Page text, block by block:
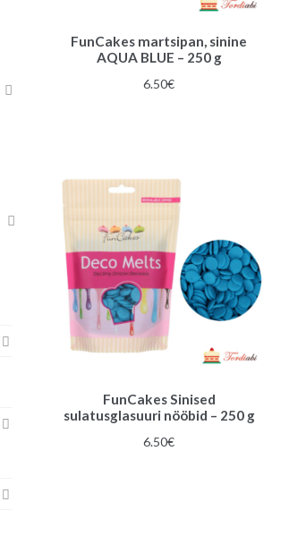
FunCakes martsipan, sinine
AQUA BLUE – 250 g
6.50€
FunCakes Sinised
sulatusglasuuri nööbid – 250 g
6.50€